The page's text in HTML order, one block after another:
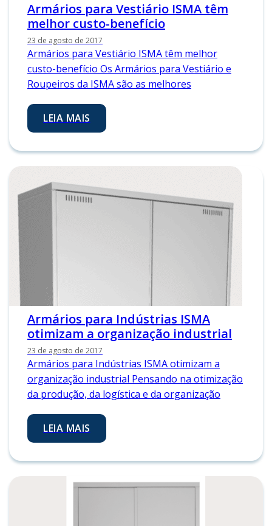
Armários para Vestiário ISMA têm
melhor custo-benefício
23 de agosto de 2017
Armários para Vestiário ISMA têm melhor
custo-benefício Os Armários para Vestiário e
Roupeiros da ISMA são as melhores
LEIA MAIS
Armários para Indústrias ISMA
otimizam a organização industrial
23 de agosto de 2017
Armários para Indústrias ISMA otimizam a
organização industrial Pensando na otimização
da produção, da logística e da organização
LEIA MAIS